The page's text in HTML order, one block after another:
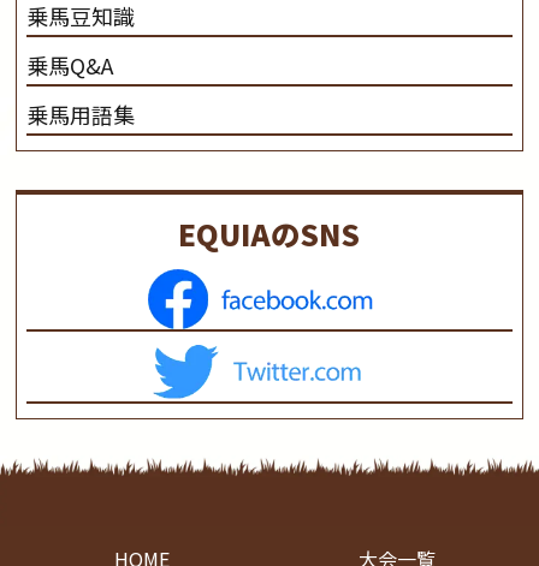
乗馬豆知識
乗馬Q&A
乗馬用語集
EQUIAのSNS
HOME 大会一覧